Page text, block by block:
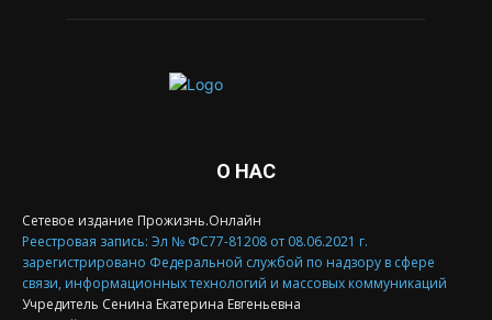
О НАС
Сетевое издание Прожизнь.Онлайн
Реестровая запись: Эл № ФС77-81208 от 08.06.2021 г.
зарегистрировано Федеральной службой по надзору в сфере
связи, информационных технологий и массовых коммуникаций
Учредитель Сенина Екатерина Евгеньевна